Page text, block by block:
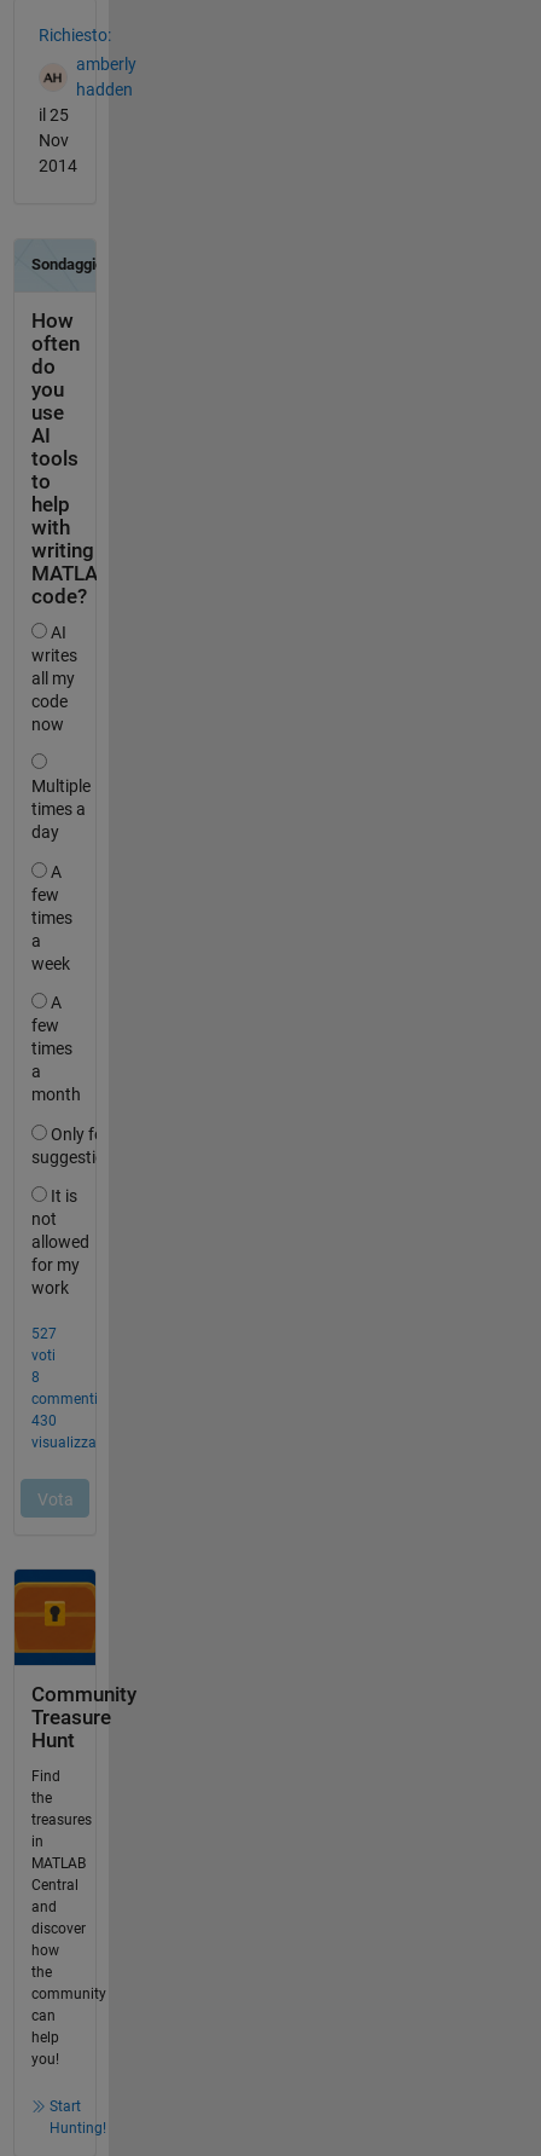
Richiesto:
amberly
hadden
il 25
Nov
2014
Community
Treasure
Hunt
Find
the
treasures
in
MATLAB
Central
and
discover
how
the
community
can
help
you!
Start
Hunting!